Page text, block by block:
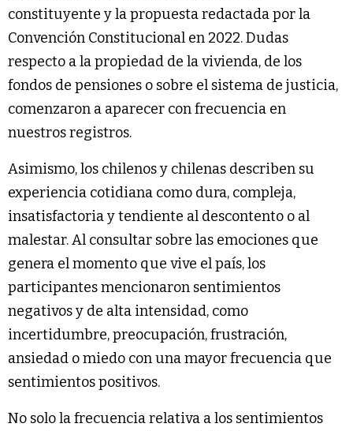
constituyente y la propuesta redactada por la
Convención Constitucional en 2022. Dudas
respecto a la propiedad de la vivienda, de los
fondos de pensiones o sobre el sistema de justicia,
comenzaron a aparecer con frecuencia en
nuestros registros.
Asimismo, los chilenos y chilenas describen su
experiencia cotidiana como dura, compleja,
insatisfactoria y tendiente al descontento o al
malestar. Al consultar sobre las emociones que
genera el momento que vive el país, los
participantes mencionaron sentimientos
negativos y de alta intensidad, como
incertidumbre, preocupación, frustración,
ansiedad o miedo con una mayor frecuencia que
sentimientos positivos.
No solo la frecuencia relativa a los sentimientos